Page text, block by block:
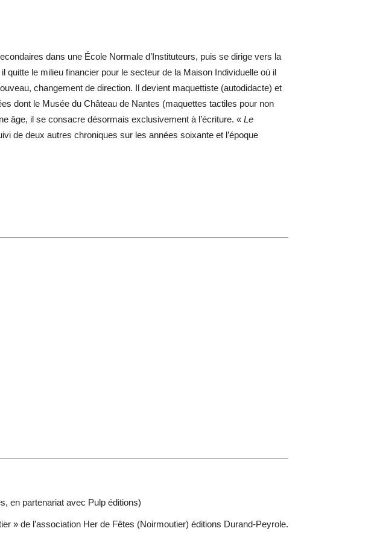
dans une École Normale d’Instituteurs, puis se dirige vers la
quitte le milieu financier pour le secteur de la Maison Individuelle où il
changement de direction. Il devient maquettiste (autodidacte) et
dont le Musée du Château de Nantes (maquettes tactiles pour non
âge, il se consacre désormais exclusivement à l’écriture. « Le
de deux autres chroniques sur les années soixante et l’époque
en partenariat avec Pulp éditions)
» de l’association Her de Fêtes (Noirmoutier) éditions Durand-Peyrole.